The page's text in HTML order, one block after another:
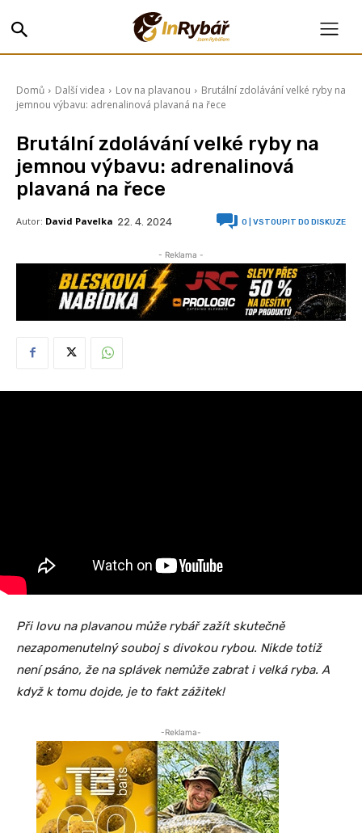
Domů Další videa Lov na plavanou
Brutální zdolávání velké ryby na
jemnou výbavu: adrenalinová plavaná na řece
Brutální zdolávání velké ryby na
jemnou výbavu: adrenalinová
plavaná na řece
Autor: David Pavelka 22. 4. 2024 0 | VSTOUPIT DO DISKUZE
- Reklama -
Při lovu na plavanou může rybář zažít skutečně
nezapomenutelný souboj s divokou rybou. Nikde totiž
není psáno, že na splávek nemůže zabrat i velká ryba. A
když k tomu dojde, je to fakt zážitek!
-Reklama-